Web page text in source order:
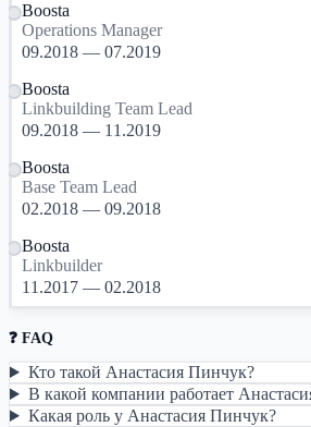
Boosta
Operations Manager
09.2018 — 07.2019
Boosta
Linkbuilding Team Lead
09.2018 — 11.2019
Boosta
Base Team Lead
02.2018 — 09.2018
Boosta
Linkbuilder
11.2017 — 02.2018
❓ FAQ
Кто такой Анастасия Пинчук?
В какой компании работает
Какая роль у Анастасия Пинчук?